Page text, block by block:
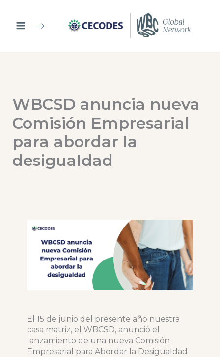
contenido
WBCSD anuncia nueva
Comisión Empresarial
para abordar la
desigualdad
El 15 de junio del presente año nuestra
casa matriz, el WBCSD, anunció el
lanzamiento de una nueva Comisión
Empresarial para Abordar la Desigualdad